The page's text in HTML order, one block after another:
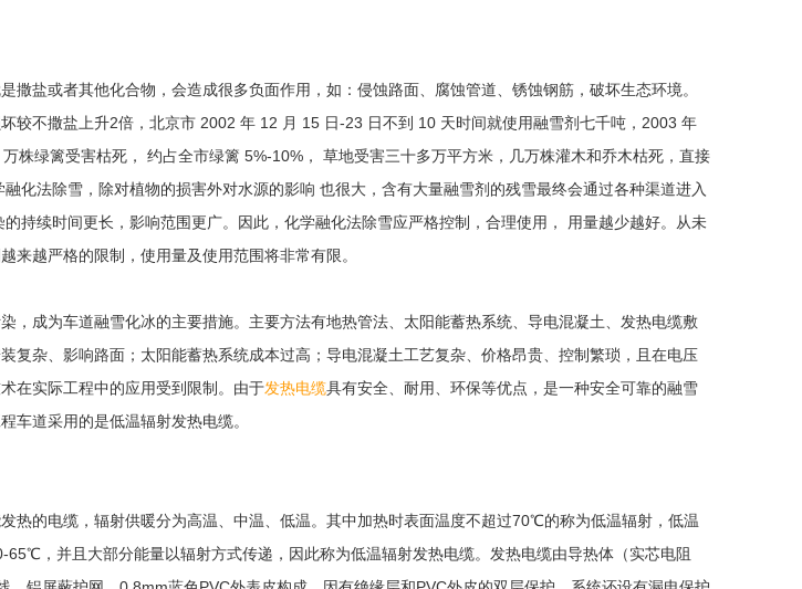
盐或者其他化合物，会造成很多负面作用，如：侵蚀路面、腐蚀管道、锈蚀钢筋，破坏生态环境。
较不撒盐上升2倍，北京市 2002 年 12 月 15 日-23 日不到 10 天时间就使用融雪剂七千吨，2003 年
株绿篱受害枯死， 约占全市绿篱 5%-10%， 草地受害三十多万平方米，几万株灌木和乔木枯死，直接
化法除雪，除对植物的损害外对水源的影响 也很大，含有大量融雪剂的残雪最终会通过各种渠道进入
持续时间更长，影响范围更广。因此，化学融化法除雪应严格控制，合理使用， 用量越少越好。从未
来越严格的限制，使用量及使用范围将非常有限。
成为车道融雪化冰的主要措施。主要方法有地热管法、太阳能蓄热系统、导电混凝土、发热电缆敷
复杂、影响路面；太阳能蓄热系统成本过高；导电混凝土工艺复杂、价格昂贵、控制繁琐，且在电压
在实际工程中的应用受到限制。由于发热电缆具有安全、耐用、环保等优点，是一种安全可靠的融雪
车道采用的是低温辐射发热电缆。
的电缆，辐射供暖分为高温、中温、低温。其中加热时表面温度不超过70℃的称为低温辐射，低温
65℃，并且大部分能量以辐射方式传递，因此称为低温辐射发热电缆。发热电缆由导热体（实芯电阻